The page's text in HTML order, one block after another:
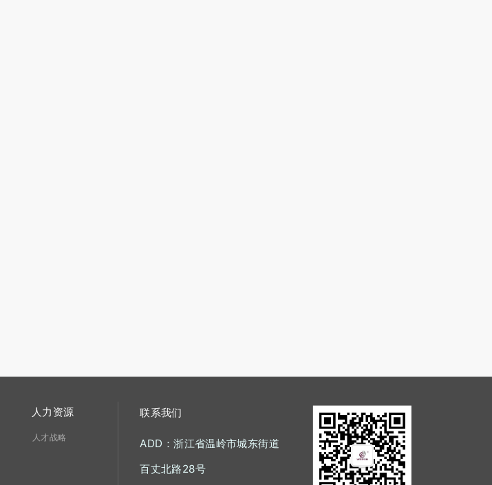
人力资源 联系我们
人才战略
ADD：浙江省温岭市城东街道
百丈北路28号